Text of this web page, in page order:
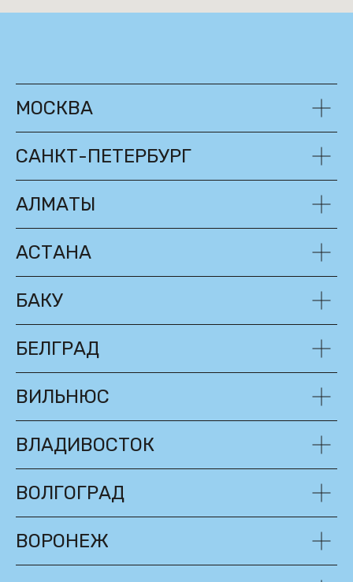
МОСКВА
САНКТ-ПЕТЕРБУРГ
АЛМАТЫ
АСТАНА
БАКУ
БЕЛГРАД
ВИЛЬНЮС
ВЛАДИВОСТОК
ВОЛГОГРАД
ВОРОНЕЖ